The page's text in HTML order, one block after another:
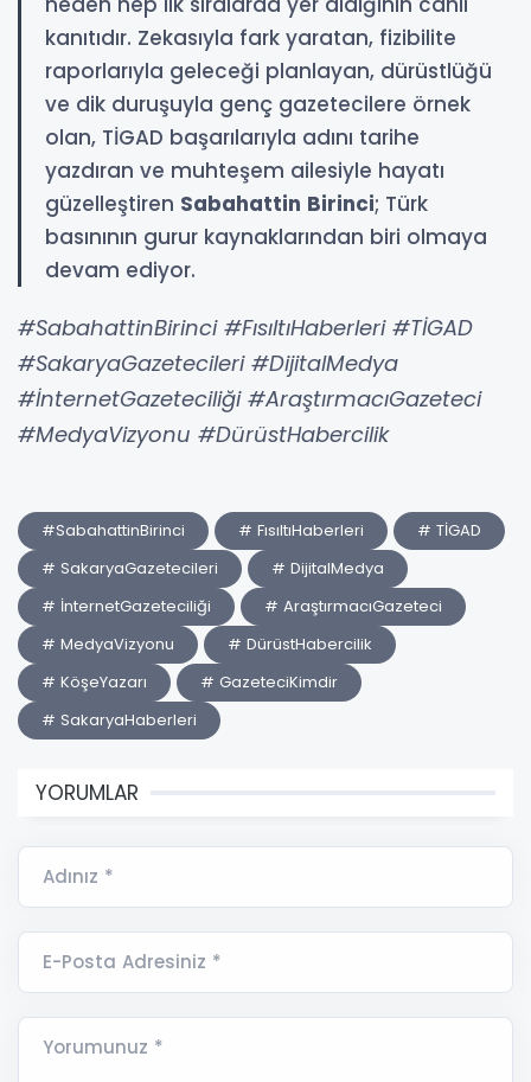
kanıtıdır. Zekasıyla fark yaratan, fizibilite
raporlarıyla geleceği planlayan, dürüstlüğü
ve dik duruşuyla genç gazetecilere örnek
olan, TİGAD başarılarıyla adını tarihe
yazdıran ve muhteşem ailesiyle hayatı
güzelleştiren Sabahattin Birinci; Türk
basınının gurur kaynaklarından biri olmaya
devam ediyor.
#SabahattinBirinci #FısıltıHaberleri #TİGAD
#SakaryaGazetecileri #DijitalMedya
#İnternetGazeteciliği #AraştırmacıGazeteci
#MedyaVizyonu #DürüstHabercilik
#SabahattinBirinci # FısıltıHaberleri
# TİGAD
# SakaryaGazetecileri
# DijitalMedya
# İnternetGazeteciliği
# AraştırmacıGazeteci
# MedyaVizyonu
# DürüstHabercilik
# KöşeYazarı
# GazeteciKimdir
# SakaryaHaberleri
YORUMLAR
Adınız *
E-Posta Adresiniz *
Yorumunuz *